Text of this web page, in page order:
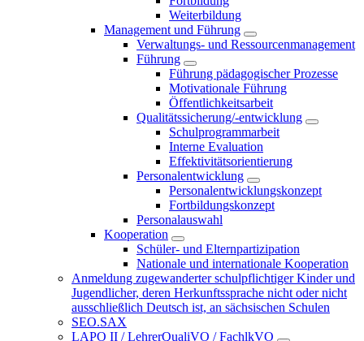
Weiterbildung
Management und Führung
Verwaltungs- und Ressourcenmanagement
Führung
Führung pädagogischer Prozesse
Motivationale Führung
Öffentlichkeitsarbeit
Qualitätssicherung/-entwicklung
Schulprogrammarbeit
Interne Evaluation
Effektivitätsorientierung
Personalentwicklung
Personalentwicklungskonzept
Fortbildungskonzept
Personalauswahl
Kooperation
Schüler- und Elternpartizipation
Nationale und internationale Kooperation
Anmeldung zugewanderter schulpflichtiger Kinder und
Jugendlicher, deren Herkunftssprache nicht oder nicht
ausschließlich Deutsch ist, an sächsischen Schulen
SEO.SAX
LAPO II / LehrerQualiVO / FachlkVO